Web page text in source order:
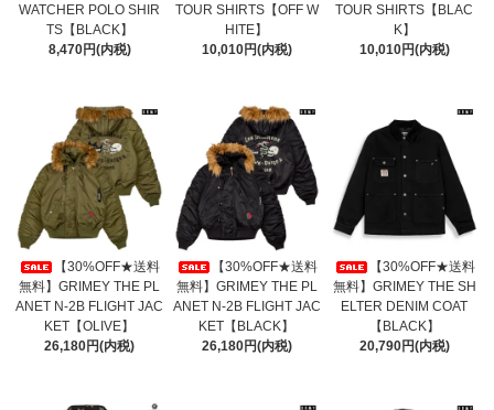
WATCHER POLO SHIR
TS【BLACK】
8,470円(内税)
TOUR SHIRTS【OFF W
HITE】
10,010円(内税)
TOUR SHIRTS【BLAC
K】
10,010円(内税)
【30%OFF★送料
無料】GRIMEY THE PL
ANET N-2B FLIGHT JAC
KET【OLIVE】
26,180円(内税)
【30%OFF★送料
無料】GRIMEY THE PL
ANET N-2B FLIGHT JAC
KET【BLACK】
26,180円(内税)
【30%OFF★送料
無料】GRIMEY THE SH
ELTER DENIM COAT
【BLACK】
20,790円(内税)